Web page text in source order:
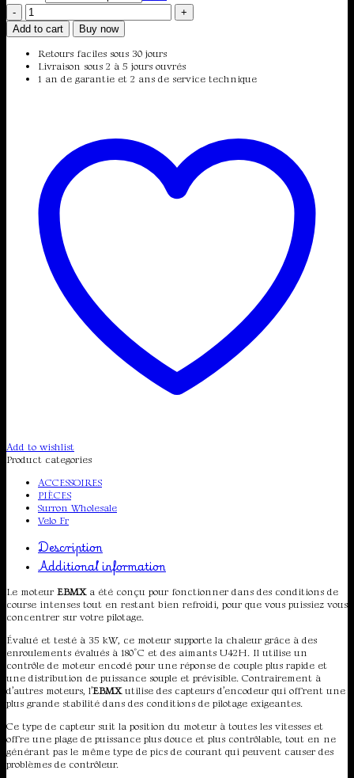
Moteur
EBMX
XLB-
quantity
Add to cart Buy now
Retours faciles sous 30 jours
Livraison sous 2 à 5 jours ouvrés
1 an de garantie et 2 ans de service technique
Add to wishlist
Product categories
ACCESSOIRES
PIÈCES
Surron Wholesale
Velo Fr
Description
Additional information
Le moteur EBMXa été conçu pour fonctionner dans des conditions de
course intenses tout en restant bien refroidi, pour que vous puissiez vous
concentrer sur votre pilotage.
Évalué et testé à 35 kW, ce moteur supporte la chaleur grâce à des
enroulements évalués à 180°C et des aimants U42H. Il utilise un
contrôle de moteur encodé pour une réponse de couple plus rapide et
une distribution de puissance souple et prévisible. Contrairement à
d’autres moteurs, l’EBMXutilise des capteurs d’encodeur qui offrent une
plus grande stabilité dans des conditions de pilotage exigeantes.
Ce type de capteur suit la position du moteur à toutes les vitesses et
offre une plage de puissance plus douce et plus contrôlable, tout en ne
générant pas le même type de pics de courant qui peuvent causer des
problèmes de contrôleur.